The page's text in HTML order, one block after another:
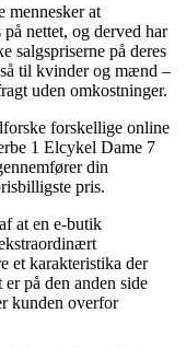
mennesker at
nettet, og derved har
salgspriserne på deres
til kvinder og mænd –
uden omkostninger.
forskellige online
1 Elcykel Dame 7
din
pris.
at en e-butik
et karakteristika der
på den anden side
kunden overfor